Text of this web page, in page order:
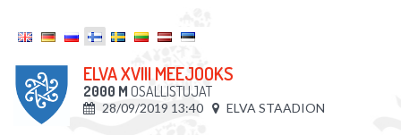
ELVA XVIII MEEJOOKS
2000 M OSALLISTUJAT
28/09/2019 13:40 ELVA STAADION